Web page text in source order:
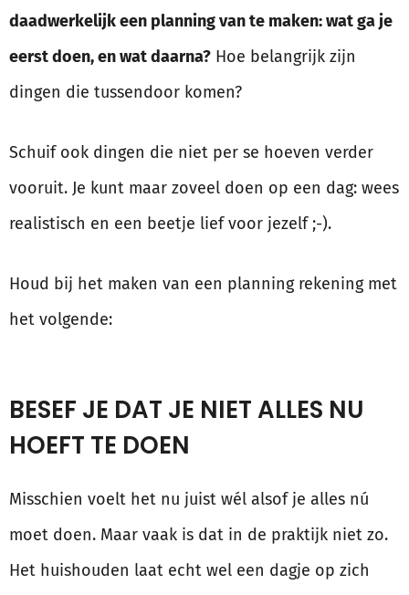
daadwerkelijk een planning van te maken: wat ga je
eerst doen, en wat daarna? Hoe belangrijk zijn
dingen die tussendoor komen?
Schuif ook dingen die niet per se hoeven verder
vooruit. Je kunt maar zoveel doen op een dag: wees
realistisch en een beetje lief voor jezelf ;-).
Houd bij het maken van een planning rekening met
het volgende:
BESEF JE DAT JE NIET ALLES NU
HOEFT TE DOEN
Misschien voelt het nu juist wél alsof je alles nú
moet doen. Maar vaak is dat in de praktijk niet zo.
Het huishouden laat echt wel een dagje op zich